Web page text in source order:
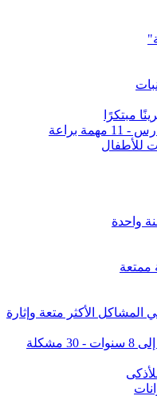
براعة
للأطفال
واحدة
ممتعة
بعمر 5 سنوات هي المشاكل الأكثر متعة وإثارة
ألغاز الشتاء للأطفال من عمر 7 إلى 8 سنوات - 30 مشكلة